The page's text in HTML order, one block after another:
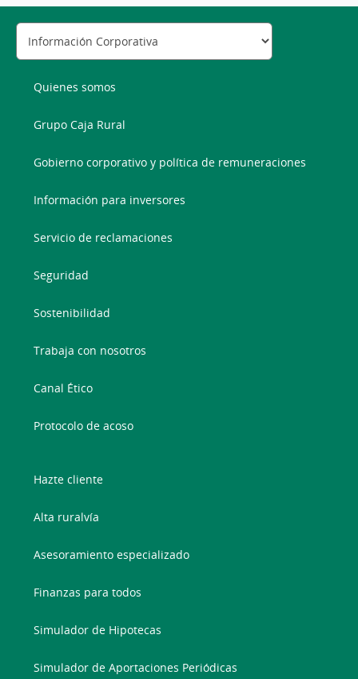
Quienes somos
Grupo Caja Rural
Gobierno corporativo y política de remuneraciones
Información para inversores
Servicio de reclamaciones
Seguridad
Sostenibilidad
Trabaja con nosotros
Canal Ético
Protocolo de acoso
Hazte cliente
Alta ruralvía
Asesoramiento especializado
Finanzas para todos
Simulador de Hipotecas
Simulador de Aportaciones Periódicas